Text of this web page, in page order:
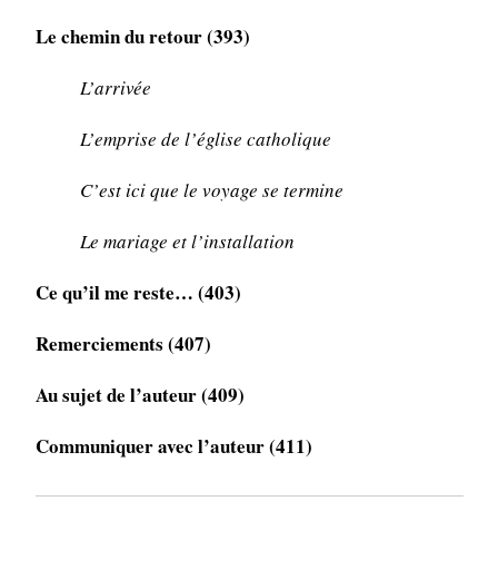
Le chemin du retour (393)
L’arrivée
L’emprise de l’église catholique
C’est ici que le voyage se termine
Le mariage et l’installation
Ce qu’il me reste… (403)
Remerciements (407)
Au sujet de l’auteur (409)
Communiquer avec l’auteur (411)